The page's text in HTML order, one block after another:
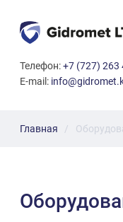
i
d
m
D
Телефон:+7 (727) 263
E-mail:
Главная